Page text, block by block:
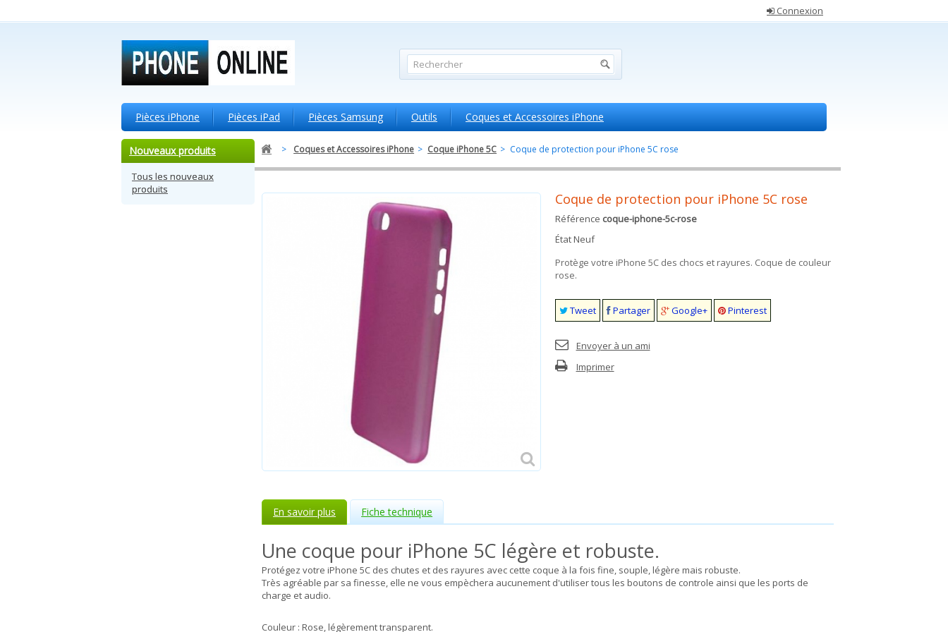
Connexion
Pièces iPhone Pièces iPad Pièces Samsung Outils Coques et Accessoires iPhone
Nouveaux produits
Tous les nouveaux
produits
> Coques et Accessoires iPhone > Coque iPhone 5C > Coque de protection pour iPhone 5C rose
Coque de protection pour iPhone 5C rose
Référence coque-iphone-5c-rose
ÉtatNeuf
Protège votre iPhone 5C des chocs et rayures. Coque de couleur
rose.
Tweet Partager Google+ Pinterest
Envoyer à un ami
Imprimer
En savoir plus Fiche technique
Une coque pour iPhone 5C légère et robuste.
Protégez votre iPhone 5C des chutes et des rayures avec cette coque à la fois fine, souple, légère mais robuste.
Très agréable par sa finesse, elle ne vous empèchera aucunement d'utiliser tous les boutons de controle ainsi que les ports de
charge et audio.
Couleur : Rose, légèrement transparent.